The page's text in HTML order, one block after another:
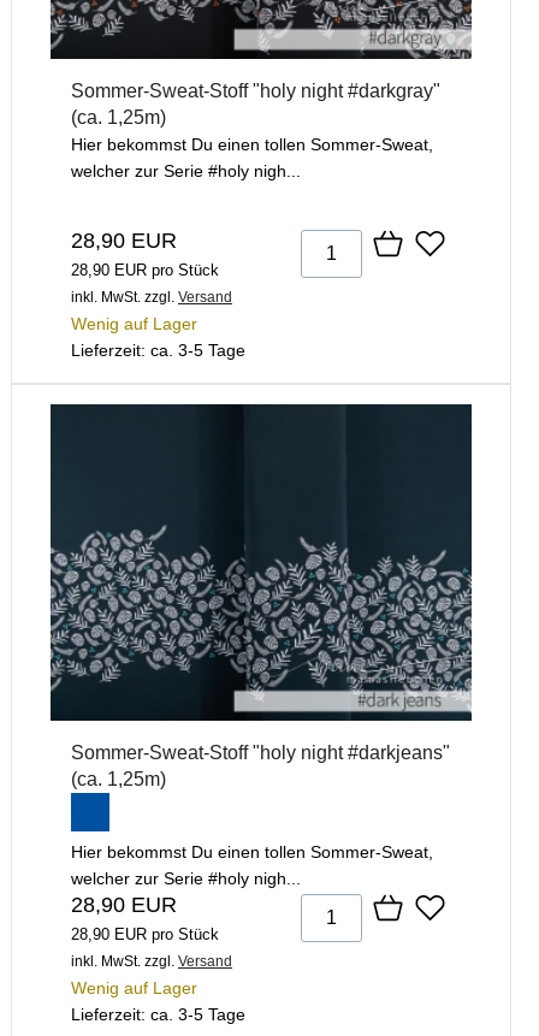
Sommer-Sweat-Stoff "holy night #darkgray"
(ca. 1,25m)
Hier bekommst Du einen tollen Sommer-Sweat,
welcher zur Serie #holy nigh...
28,90 EUR
28,90 EUR pro Stück
inkl. MwSt. zzgl. Versand
Wenig auf Lager
Lieferzeit: ca. 3-5 Tage
Sommer-Sweat-Stoff "holy night #darkjeans"
(ca. 1,25m)
Hier bekommst Du einen tollen Sommer-Sweat,
welcher zur Serie #holy nigh...
28,90 EUR
28,90 EUR pro Stück
inkl. MwSt. zzgl. Versand
Wenig auf Lager
Lieferzeit: ca. 3-5 Tage